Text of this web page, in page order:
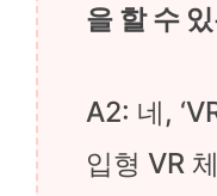
을 할 수
A2: 네,
입형 VR